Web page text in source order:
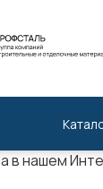
в нашем